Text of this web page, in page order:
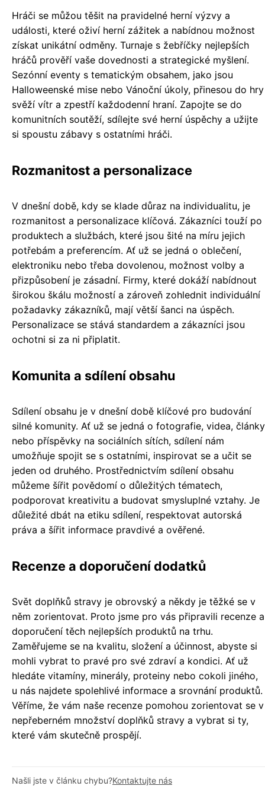
Hráči se můžou těšit na pravidelné herní výzvy a
události, které oživí herní zážitek a nabídnou možnost
získat unikátní odměny. Turnaje s žebříčky nejlepších
hráčů prověří vaše dovednosti a strategické myšlení.
Sezónní eventy s tematickým obsahem, jako jsou
Halloweenské mise nebo Vánoční úkoly, přinesou do hry
svěží vítr a zpestří každodenní hraní. Zapojte se do
komunitních soutěží, sdílejte své herní úspěchy a užijte
si spoustu zábavy s ostatními hráči.
Rozmanitost a personalizace
V dnešní době, kdy se klade důraz na individualitu, je
rozmanitost a personalizace klíčová. Zákazníci touží po
produktech a službách, které jsou šité na míru jejich
potřebám a preferencím. Ať už se jedná o oblečení,
elektroniku nebo třeba dovolenou, možnost volby a
přizpůsobení je zásadní. Firmy, které dokáží nabídnout
širokou škálu možností a zároveň zohlednit individuální
požadavky zákazníků, mají větší šanci na úspěch.
Personalizace se stává standardem a zákazníci jsou
ochotni si za ni připlatit.
Komunita a sdílení obsahu
Sdílení obsahu je v dnešní době klíčové pro budování
silné komunity. Ať už se jedná o fotografie, videa, články
nebo příspěvky na sociálních sítích, sdílení nám
umožňuje spojit se s ostatními, inspirovat se a učit se
jeden od druhého. Prostřednictvím sdílení obsahu
můžeme šířit povědomí o důležitých tématech,
podporovat kreativitu a budovat smysluplné vztahy. Je
důležité dbát na etiku sdílení, respektovat autorská
práva a šířit informace pravdivé a ověřené.
Recenze a doporučení dodatků
Svět doplňků stravy je obrovský a někdy je těžké se v
něm zorientovat. Proto jsme pro vás připravili recenze a
doporučení těch nejlepších produktů na trhu.
Zaměřujeme se na kvalitu, složení a účinnost, abyste si
mohli vybrat to pravé pro své zdraví a kondici. Ať už
hledáte vitamíny, minerály, proteiny nebo cokoli jiného,
u nás najdete spolehlivé informace a srovnání produktů.
Věříme, že vám naše recenze pomohou zorientovat se v
nepřeberném množství doplňků stravy a vybrat si ty,
které vám skutečně prospějí.
Našli jste v článku chybu?Kontaktujte nás